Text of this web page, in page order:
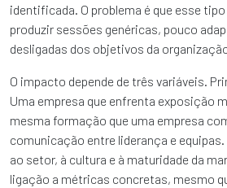
identificada. O problema é que esse
produzir sessões genéricas, pouco
desligadas dos objetivos da
O impacto depende de três variáveis.
Uma empresa que enfrenta exposição
mesma formação que uma empresa
comunicação entre liderança e
ao setor, à cultura e à maturidade da
ligação a métricas concretas, mesmo